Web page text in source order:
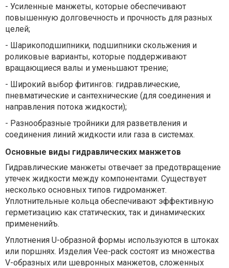
- Усиленные манжеты, которые обеспечивают
повышенную долговечность и прочность для разных
целей;
- Шарикоподшипники, подшипники скольжения и
роликовые варианты, которые поддерживают
вращающиеся валы и уменьшают трение;
- Широкий выбор фитингов: гидравлические,
пневматические и сантехнические (для соединения и
направления потока жидкости);
- Разнообразные тройники для разветвления и
соединения линий жидкости или газа в системах.
Основные виды гидравлических манжетов
Гидравлические манжеты отвечает за предотвращение
утечек жидкости между компонентами. Существует
несколько основных типов гидроманжет.
Уплотнительные кольца обеспечивают эффективную
герметизацию как статических, так и динамических
примененийъ.
Уплотнения U-образной формы используются в штоках
или поршнях. Изделия Vee-pack состоят из множества
V-образных или шевронных манжетов, сложенных